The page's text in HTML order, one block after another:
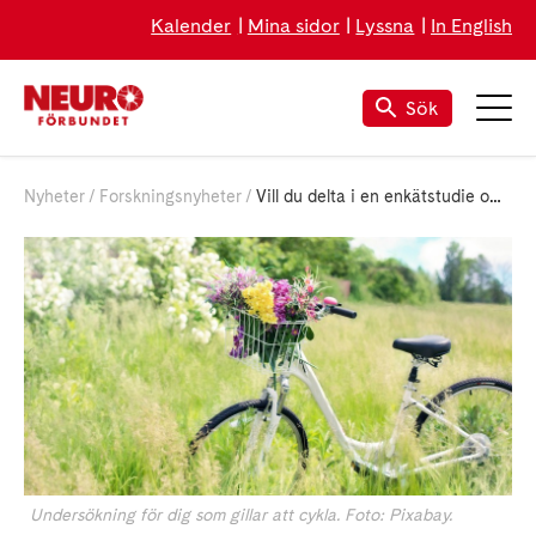
Kalender Mina sidor Lyssna In English
Sök
Nyheter Forskningsnyheter Vill du delta i en enkätstudie om funktionsnedsättning och cykling?
Undersökning för dig som gillar att cykla. Foto: Pixabay.